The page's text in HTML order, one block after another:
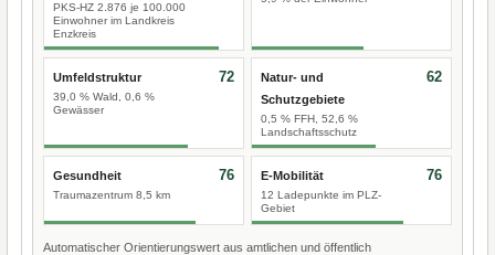
PKS-HZ 2.876 je 100.000
Einwohner im Landkreis
Enzkreis
Umfeldstruktur
39,0 % Wald, 0,6 %
Gewässer
72
Natur- und
Schutzgebiete
0,5 % FFH, 52,6 %
Landschaftsschutz
62
Gesundheit
Traumazentrum 8,5 km
76 E-Mobilität
12 Ladepunkte im PLZ-
Gebiet
76
Automatischer Orientierungswert aus amtlichen und öffentlich